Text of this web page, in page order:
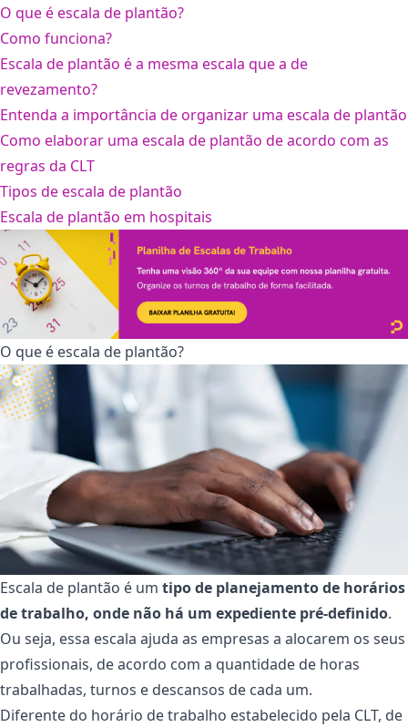
O que é escala de plantão?
Como funciona?
Escala de plantão é a mesma escala que a de
revezamento?
Entenda a importância de organizar uma escala de plantão
Como elaborar uma escala de plantão de acordo com as
regras da CLT
Tipos de escala de plantão
Escala de plantão em hospitais
O que é escala de plantão?
Escala de plantão é um tipo de planejamento de horários
de trabalho, onde não há um expediente pré-definido.
Ou seja, essa escala ajuda as empresas a alocarem os seus
profissionais, de acordo com a quantidade de horas
trabalhadas, turnos e descansos de cada um.
Diferente do horário de trabalho estabelecido pela CLT, de